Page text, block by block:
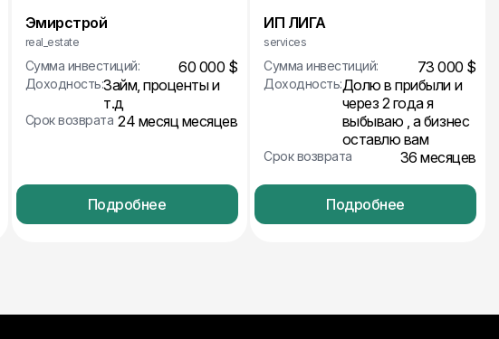
Эмирстрой
real_estate
Сумма инвестиций: 60 000 $
Доходность:Займ, проценты и
т.д
Срок возврата 24 месяц месяцев
Подробнее
ИП ЛИГА
services
Сумма инвестиций: 73 000 $
Доходность:Долю в прибыли и
через 2 года я
выбываю , а бизнес
оставлю вам
Срок возврата 36 месяцев
Подробнее